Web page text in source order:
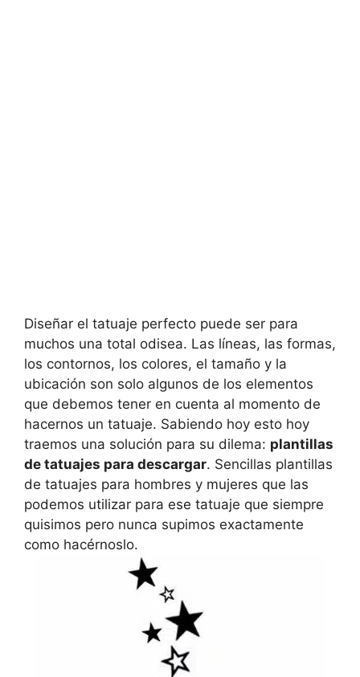
Diseñar el tatuaje perfecto puede ser para
muchos una total odisea. Las líneas, las formas,
los contornos, los colores, el tamaño y la
ubicación son solo algunos de los elementos
que debemos tener en cuenta al momento de
hacernos un tatuaje. Sabiendo hoy esto hoy
traemos una solución para su dilema: plantillas
de tatuajes para descargar. Sencillas plantillas
de tatuajes para hombres y mujeres que las
podemos utilizar para ese tatuaje que siempre
quisimos pero nunca supimos exactamente
como hacérnoslo.